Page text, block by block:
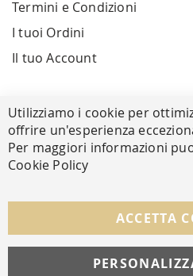
Termini e Condizioni
I tuoi Ordini
Il tuo Account
Facebook
© Copyright MAV Arreda
Utilizziamo i cookie per
offrire un'esperienza
Per maggiori informazioni
Cookie Policy
ACCETTA